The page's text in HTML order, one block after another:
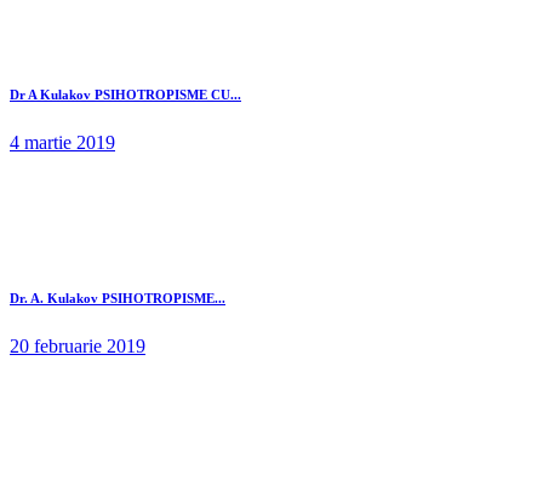
Dr A Kulakov PSIHOTROPISME CU...
4 martie 2019
Dr. A. Kulakov PSIHOTROPISME...
20 februarie 2019